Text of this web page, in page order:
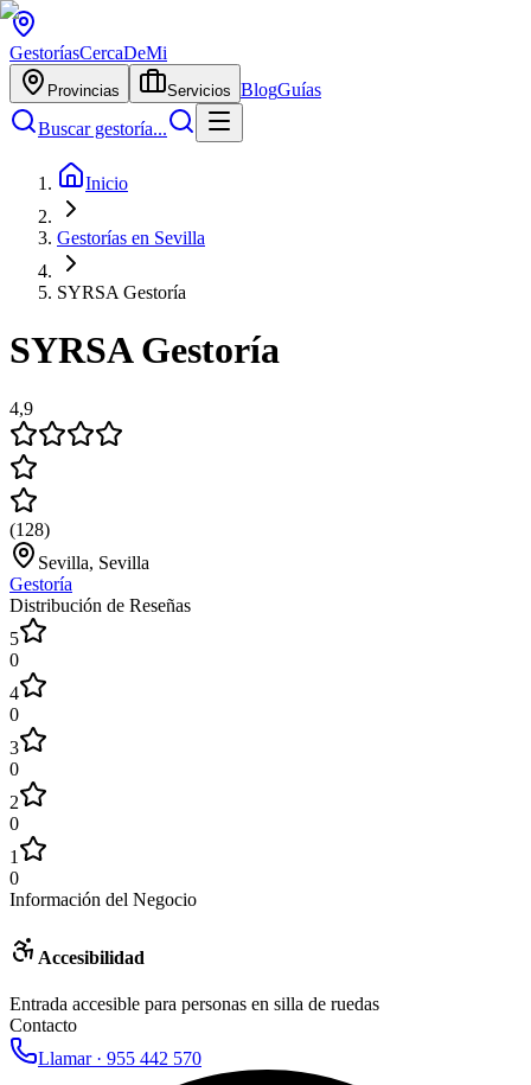
GestoríasCercaDeMi
Provincias Servicios BlogGuías
Buscar gestoría...
Inicio
Gestorías en Sevilla
SYRSA Gestoría
SYRSA Gestoría
4,9
(128)
Sevilla, Sevilla
Gestoría
Distribución de Reseñas
5
0
4
0
3
0
2
0
1
0
Información del Negocio
Accesibilidad
Entrada accesible para personas en silla de ruedas
Contacto
Llamar · 955 442 570